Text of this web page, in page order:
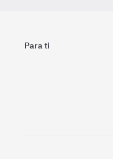
Para ti